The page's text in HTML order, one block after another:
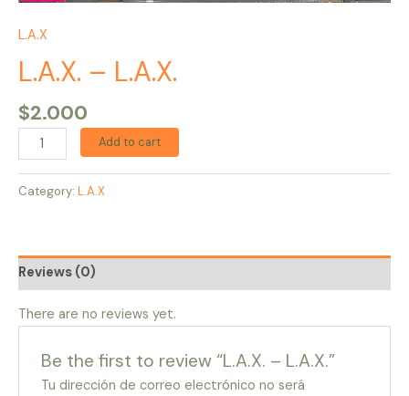
L.A.X
L.A.X. – L.A.X.
$2.000
Add to cart
Category: L.A.X
Reviews (0)
There are no reviews yet.
Be the first to review “L.A.X. – L.A.X.”
Tu dirección de correo electrónico no será